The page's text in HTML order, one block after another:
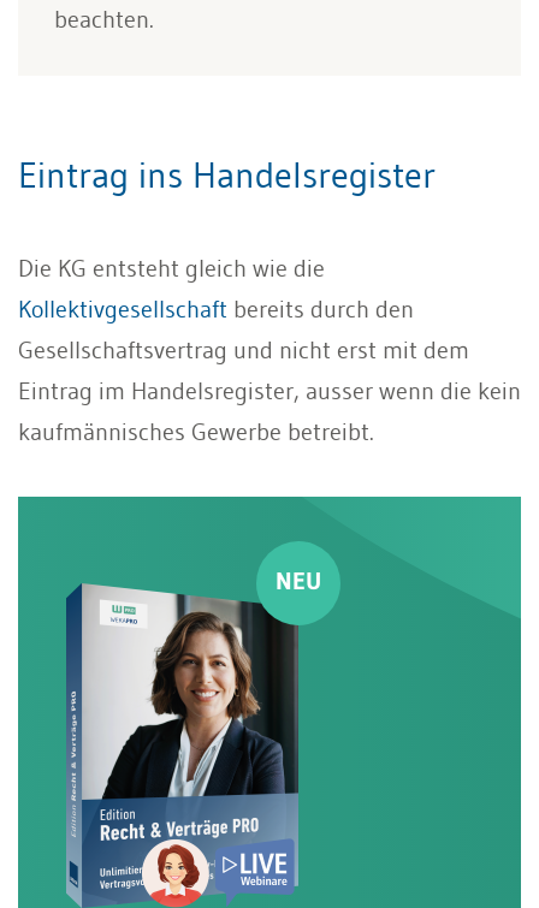
beachten.
Eintrag ins Handelsregister
Die KG entsteht gleich wie die
Kollektivgesellschaft bereits durch den
Gesellschaftsvertrag und nicht erst mit dem
Eintrag im Handelsregister, ausser wenn die kein
kaufmännisches Gewerbe betreibt.